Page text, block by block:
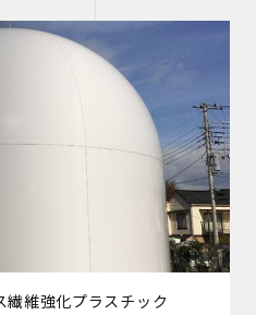
維強化プラスチック